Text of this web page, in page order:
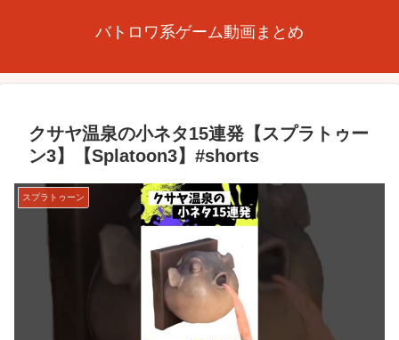
バトロワ系ゲーム動画まとめ
クサヤ温泉の小ネタ15連発【スプラトゥー
ン3】【Splatoon3】#shorts
スプラトゥーン